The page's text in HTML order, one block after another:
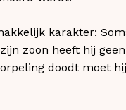
karakter:
zoon heeft hij
doodt moet